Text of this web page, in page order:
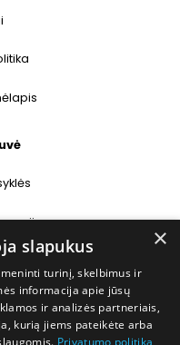
×
slapukus
turinį, skelbimus ir
informacija apie jūsų
ir analizės partneriais,
kurią jiems pateikėte arba
Privatumo politika